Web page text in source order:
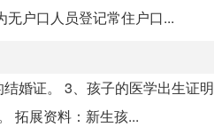
户口人员登记常住户口...
婚证。 3、孩子的医学出生证明
拓展资料：新生孩...